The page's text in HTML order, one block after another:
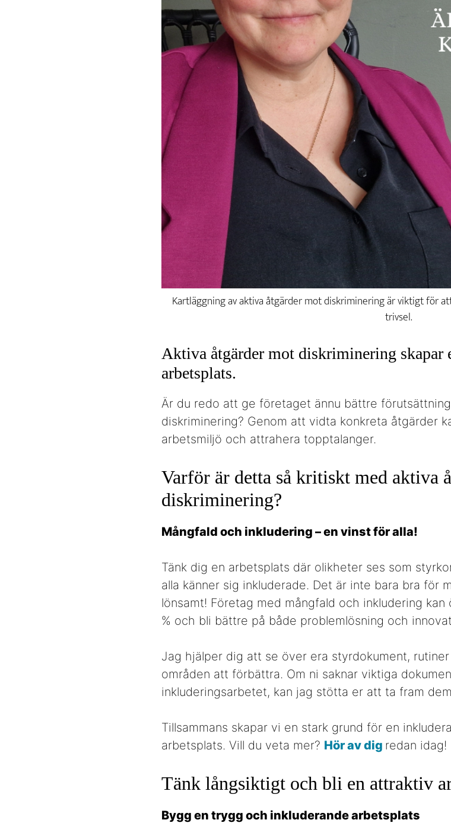
Kartläggning av aktiva åtgärder mot diskriminering är viktigt för
trivsel.
Aktiva åtgärder mot diskriminering skapar
arbetsplats.
Är du redo att ge företaget ännu bättre
diskriminering? Genom att vidta konkreta åtgärder
arbetsmiljö och attrahera topptalanger.
Varför är detta så kritiskt med aktiva
diskriminering?
Mångfald och inkludering – en vinst för alla!
Tänk dig en arbetsplats där olikheter ses som
alla känner sig inkluderade. Det är inte bara bra för
lönsamt! Företag med mångfald och inkludering
% och bli bättre på både problemlösning och
Jag hjälper dig att se över era styrdokument,
områden att förbättra. Om ni saknar viktiga
inkluderingsarbetet, kan jag stötta er att ta fram
Tillsammans skapar vi en stark grund för en
arbetsplats. Vill du veta mer? Hör av dig redan idag!
Tänk långsiktigt och bli en attraktiv
Bygg en trygg och inkluderande arbetsplats